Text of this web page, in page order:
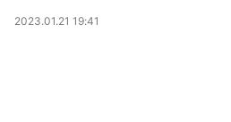
2023.01.21 19:41